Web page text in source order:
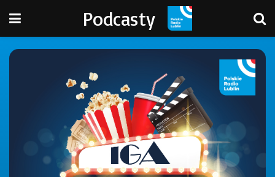
Podcasty